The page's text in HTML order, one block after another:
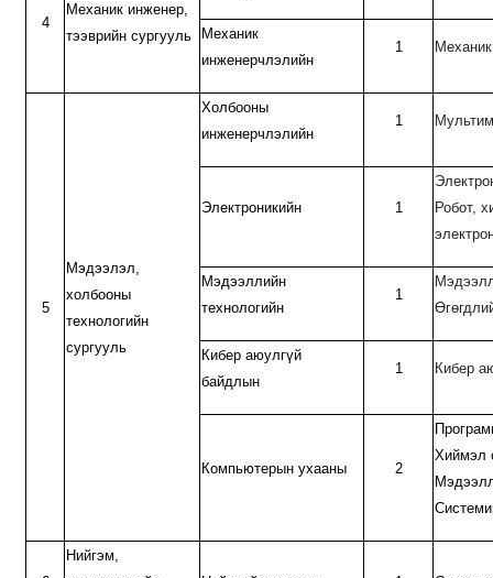
4
Механик инженер,
тээврийн сургууль
Механик
инженерчлэлийн
1
5
Мэдээлэл,
холбооны
технологийн
сургууль
Холбооны
инженерчлэлийн
1
Электроникийн 1
Робот,
Мэдээллийн
технологийн
1
Кибер аюулгүй
байдлын
1 Кибер
Компьютерын ухааны 2
Хиймэл
Нийгэм,